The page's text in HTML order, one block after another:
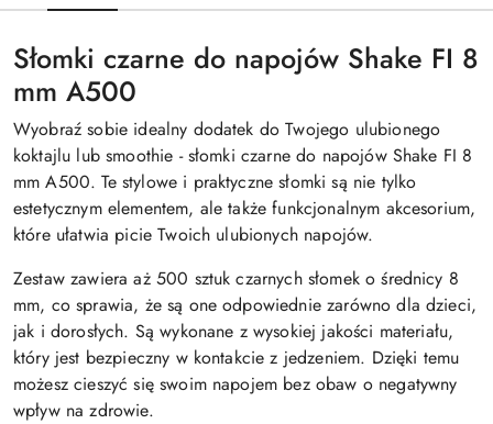
Słomki czarne do napojów Shake FI 8
mm A500
Wyobraź sobie idealny dodatek do Twojego ulubionego
koktajlu lub smoothie - słomki czarne do napojów Shake FI 8
mm A500. Te stylowe i praktyczne słomki są nie tylko
estetycznym elementem, ale także funkcjonalnym akcesorium,
które ułatwia picie Twoich ulubionych napojów.
Zestaw zawiera aż 500 sztuk czarnych słomek o średnicy 8
mm, co sprawia, że są one odpowiednie zarówno dla dzieci,
jak i dorosłych. Są wykonane z wysokiej jakości materiału,
który jest bezpieczny w kontakcie z jedzeniem. Dzięki temu
możesz cieszyć się swoim napojem bez obaw o negatywny
wpływ na zdrowie.